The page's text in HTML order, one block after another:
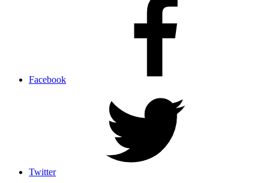
Facebook
Twitter